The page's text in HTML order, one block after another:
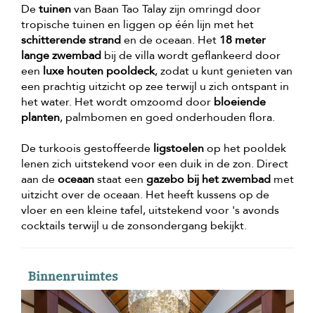
Detuinenvan Baan Tao Talay zijn omringd door
tropische tuinen en liggen op één lijn met het
schitterende stranden de oceaan. Het 18 meter
lange zwembad bij de villa wordt geflankeerd door
een luxe houten pooldeck, zodat u kunt genieten van
een prachtig uitzicht op zee terwijl u zich ontspant in
het water. Het wordt omzoomd door bloeiende
planten, palmbomen en goed onderhouden flora.
De turkoois gestoffeerde ligstoelenop het pooldek
lenen zich uitstekend voor een duik in de zon. Direct
aan deoceaanstaat een gazebo bij het zwembad met
uitzicht over de oceaan. Het heeft kussens op de
vloer en een kleine tafel, uitstekend voor 's avonds
cocktails terwijl u de zonsondergang bekijkt.
Binnenruimtes